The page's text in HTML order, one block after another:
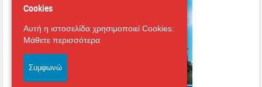
Cookies
Αυτή η ιστοσελίδα χρησιμοποιεί Cookies:
Μάθετε περισσότερα
Συμφωνώ